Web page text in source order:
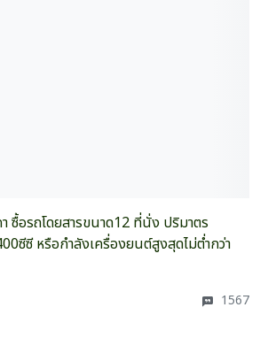
ซื้อรถโดยสารขนาด12 ที่นั่ง ปริมาตร
ซีซี หรือกำลังเครื่องยนต์สูงสุดไม่ต่ำกว่า
1567